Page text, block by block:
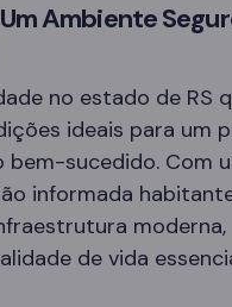
Ambiente
no estado de RS
ideais para um
bem-sucedido. Com
informada
moderna,
de vida